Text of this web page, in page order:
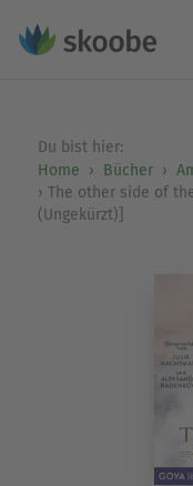
Du bist hier:
Home
Bücher
The other side of
(Ungekürzt)]